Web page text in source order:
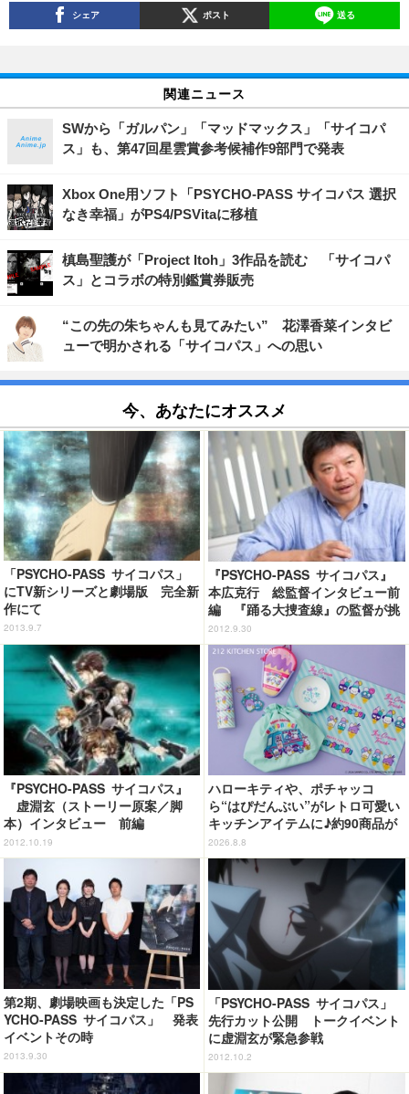
シェア ポスト 送る
関連ニュース
SWから「ガルパン」「マッドマックス」「サイコパ
ス」も、第47回星雲賞参考候補作9部門で発表
Xbox One用ソフト「PSYCHO-PASS サイコパス 選択
なき幸福」がPS4/PSVitaに移植
槙島聖護が「Project Itoh」3作品を読む 「サイコパ
ス」とコラボの特別鑑賞券販売
“この先の朱ちゃんも見てみたい” 花澤香菜インタビ
ューで明かされる「サイコパス」への思い
今、あなたにオススメ
「PSYCHO-PASS サイコパス」
にTV新シリーズと劇場版 完全新
作にて
2013.9.7
『PSYCHO-PASS サイコパス』
本広克行 総監督インタビュー前
編 『踊る大捜査線』の監督が挑
む
2012.9.30
『PSYCHO-PASS サイコパス』
虚淵玄（ストーリー原案／脚
本）インタビュー 前編
2012.10.19
ハローキティや、ポチャッコ
ら“はぴだんぶい”がレトロ可愛い
キッチンアイテムに♪約90商品が
登場【212 KITCHEN STORE】
2026.8.8
第2期、劇場映画も決定した「PS
YCHO-PASS サイコパス」 発表
イベントその時
2013.9.30
「PSYCHO-PASS サイコパス」
先行カット公開 トークイベント
に虚淵玄が緊急参戦
2012.10.2